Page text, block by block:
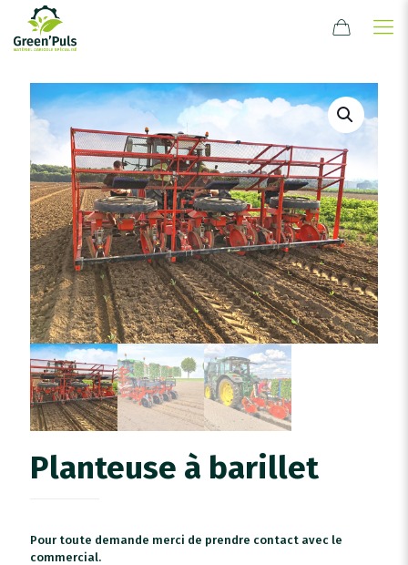
Planteuse à barillet
Pour toute demande merci de prendre contact avec le
commercial.